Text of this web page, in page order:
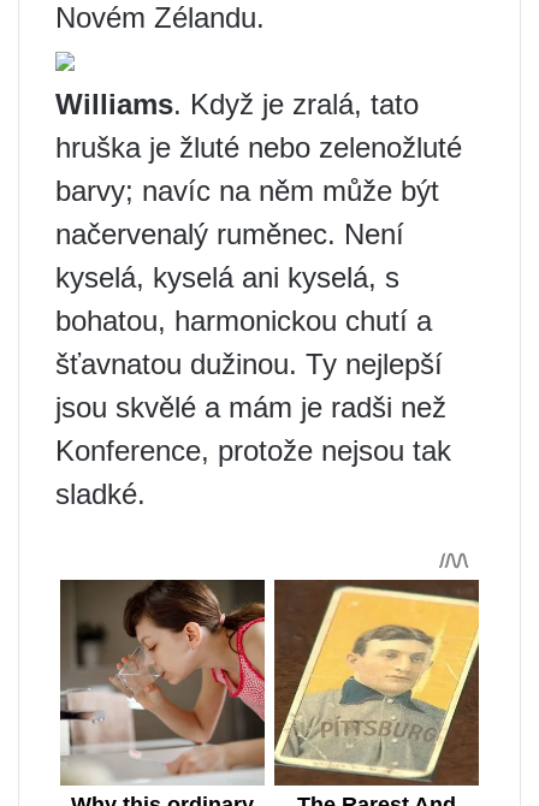
Novém Zélandu.
Williams. Když je zralá, tato
hruška je žluté nebo zelenožluté
barvy; navíc na něm může být
načervenalý ruměnec. Není
kyselá, kyselá ani kyselá, s
bohatou, harmonickou chutí a
šťavnatou dužinou. Ty nejlepší
jsou skvělé a mám je radši než
Konference, protože nejsou tak
sladké.